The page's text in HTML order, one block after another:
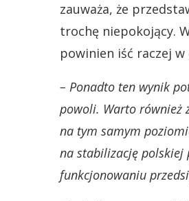
zauważa, że
trochę niepokojący.
powinien iść raczej
– Ponadto ten wynik
powoli. Warto również
na tym samym
na stabilizację polskiej
funkcjonowaniu